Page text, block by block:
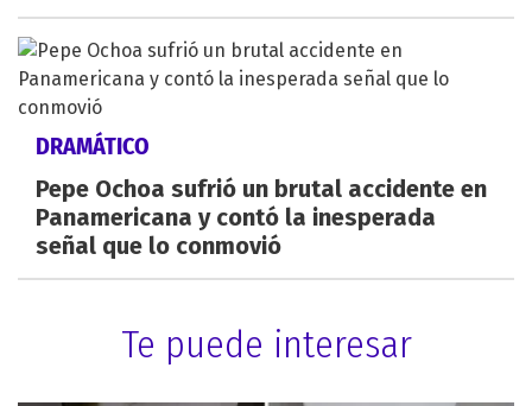
DRAMÁTICO
Pepe Ochoa sufrió un brutal accidente en
Panamericana y contó la inesperada
señal que lo conmovió
Te puede interesar